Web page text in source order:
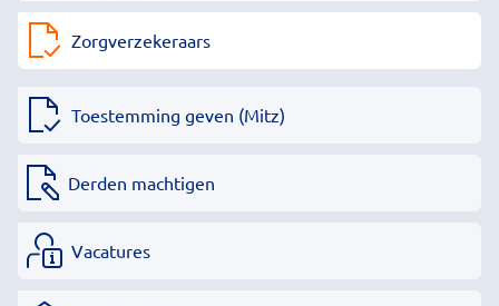
Zorgverzekeraars
Toestemming geven (Mitz)
Derden machtigen
Vacatures